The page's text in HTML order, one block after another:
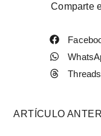
Comparte
Threads
ARTÍCULO